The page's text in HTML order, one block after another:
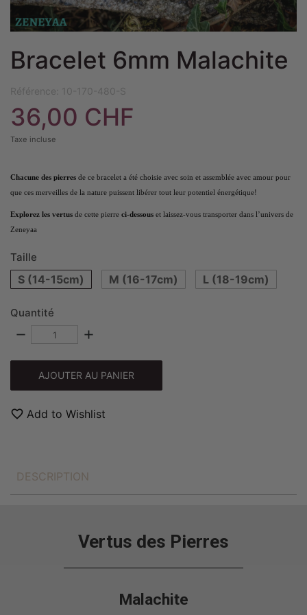
Bracelet 6mm Malachite
Référence: 10-170-480-S
36,00 CHF
Taxe incluse
Chacune des pierres de ce bracelet a été choisie avec soin et assemblée avec amour pour
que ces merveilles de la nature puissent libérer tout leur potentiel énergétique!
Explorez les vertus de cette pierre ci-dessous et laissez-vous transporter dans l’univers de
Zeneyaa
Taille
S (14-15cm) M (16-17cm) L (18-19cm)
Quantité
remove add
AJOUTER AU PANIER
favorite_border Add to Wishlist
DESCRIPTION
Vertus des Pierres
Malachite